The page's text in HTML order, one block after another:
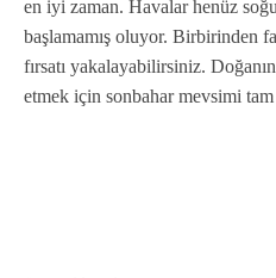
en iyi zaman. Havalar henüz
başlamamış oluyor. Birbirinden
fırsatı yakalayabilirsiniz.
etmek için sonbahar mevsimi